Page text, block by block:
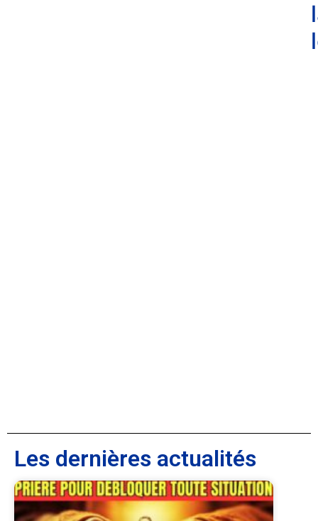
Les dernières actualités